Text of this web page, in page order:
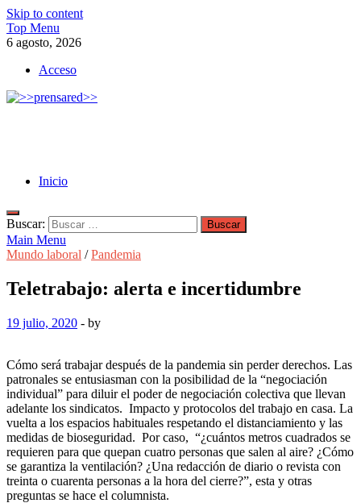
Skip to content
Top Menu
6 agosto, 2026
Acceso
Inicio
Buscar:
Main Menu
Mundo laboral /Pandemia
Teletrabajo: alerta e incertidumbre
19 julio, 2020 - by
Cómo será trabajar después de la pandemia sin perder derechos. Las
patronales se entusiasman con la posibilidad de la “negociación
individual” para diluir el poder de negociación colectiva que llevan
adelante los sindicatos. Impacto y protocolos del trabajo en casa. La
vuelta a los espacios habituales respetando el distanciamiento y las
medidas de bioseguridad. Por caso, “¿cuántos metros cuadrados se
requieren para que quepan cuatro personas que salen al aire? ¿Cómo
se garantiza la ventilación? ¿Una redacción de diario o revista con
treinta o cuarenta personas a la hora del cierre?”, esta y otras
preguntas se hace el columnista.